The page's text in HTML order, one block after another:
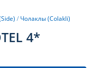
/ Чолаклы (Colakli)
4*